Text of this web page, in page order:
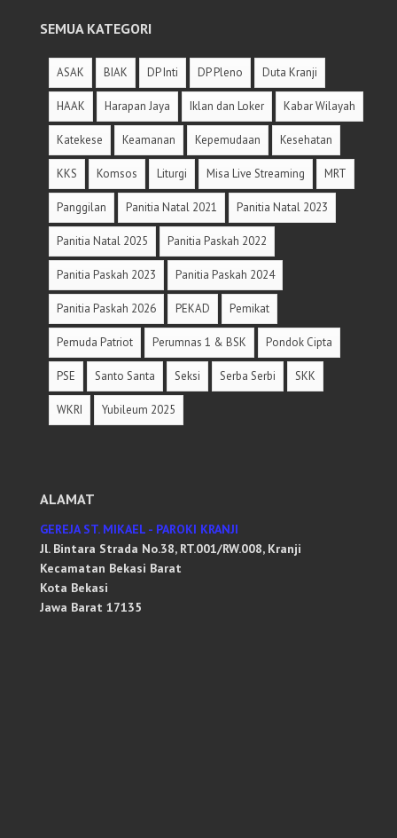
SEMUA KATEGORI
ASAK BIAK DP Inti DP Pleno Duta Kranji
HAAK Harapan Jaya Iklan dan Loker Kabar Wilayah
Katekese Keamanan Kepemudaan Kesehatan
KKS Komsos Liturgi Misa Live Streaming MRT
Panggilan Panitia Natal 2021 Panitia Natal 2023
Panitia Natal 2025 Panitia Paskah 2022
Panitia Paskah 2023 Panitia Paskah 2024
Panitia Paskah 2026 PEKAD Pemikat
Pemuda Patriot Perumnas 1 & BSK Pondok Cipta
PSE Santo Santa Seksi Serba Serbi SKK
WKRI Yubileum 2025
ALAMAT
GEREJA ST. MIKAEL - PAROKI KRANJI
Jl. Bintara Strada No.38, RT.001/RW.008, Kranji
Kecamatan Bekasi Barat
Kota Bekasi
Jawa Barat 17135